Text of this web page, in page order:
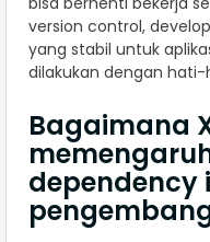
version control,
yang stabil untuk
dilakukan dengan hati-
Bagaimana
dependency